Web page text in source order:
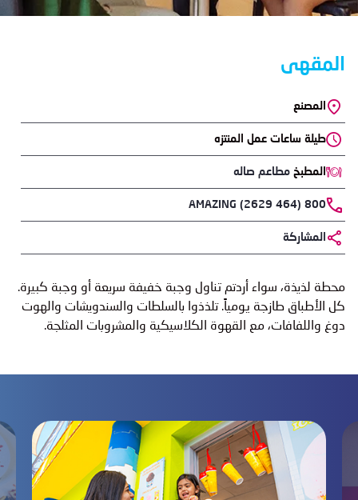
المقهى
الموقع
المصنع
طيلة ساعات عمل المنتزه
المطبخ مطاعم صاله
Phone
800 AMAZING (2629 464)
المشاركة
Body
محطة لذيذة، سواء أردتم تناول وجبة خفيفة سريعة أو وجبة كبيرة.
كل الأطباق طازجة يومياً. تلذذوا بالسلطات والسندويشات والهوت
دوغ واللفافات، مع القهوة الكلاسيكية والمشروبات المثلجة.